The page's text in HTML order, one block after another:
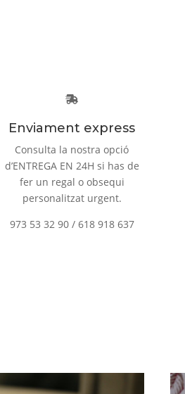
Enviament express
Consulta la nostra opció
d’ENTREGA EN 24H si has de
fer un regal o obsequi
personalitzat urgent.
973 53 32 90 / 618 918 637